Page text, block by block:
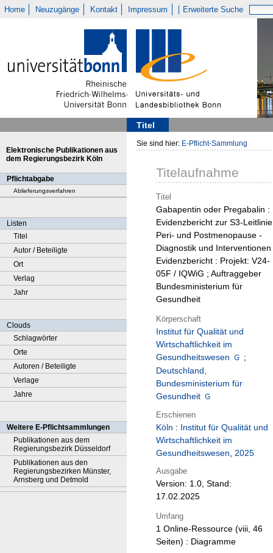
Home Neuzugänge Kontakt Impressum Erweiterte Suche
Titel
Elektronische Publikationen aus
dem Regierungsbezirk Köln
Pflichtabgabe
Ablieferungsverfahren
Listen
Titel
Autor / Beteiligte
Ort
Verlag
Jahr
Clouds
Schlagwörter
Orte
Autoren / Beteiligte
Verlage
Jahre
Weitere E-Pflichtsammlungen
Publikationen aus dem
Regierungsbezirk Düsseldorf
Publikationen aus den
Regierungsbezirken Münster,
Arnsberg und Detmold
Sie sind hier: E-Pflicht-Sammlung
Titelaufnahme
Titel
Gabapentin oder Pregabalin :
Evidenzbericht zur S3-Leitlinie
Peri- und Postmenopause -
Diagnostik und Interventionen
Evidenzbericht : Projekt: V24-
05F / IQWiG ; Auftraggeber
Bundesministerium für
Gesundheit
Körperschaft
Institut für Qualität und
Wirtschaftlichkeit im
Gesundheitswesen
;
Deutschland,
Bundesministerium für
Gesundheit
Erschienen
Köln : Institut für Qualität und
Wirtschaftlichkeit im
Gesundheitswesen, 2025
Ausgabe
Version: 1.0, Stand:
17.02.2025
Umfang
1 Online-Ressource (viii, 46
Seiten) : Diagramme